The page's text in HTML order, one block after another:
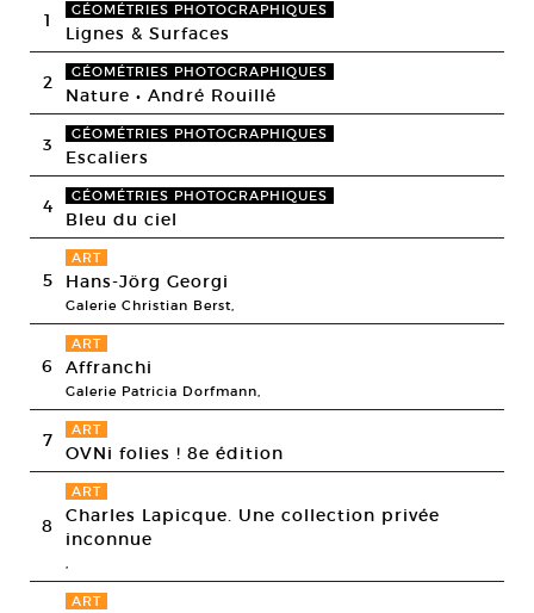
1 GÉOMÉTRIES PHOTOGRAPHIQUES
Lignes & Surfaces
2 GÉOMÉTRIES PHOTOGRAPHIQUES
Nature • André Rouillé
3 GÉOMÉTRIES PHOTOGRAPHIQUES
Escaliers
4 GÉOMÉTRIES PHOTOGRAPHIQUES
Bleu du ciel
5
ART
Hans-Jörg Georgi
Galerie Christian Berst,
6
ART
Affranchi
Galerie Patricia Dorfmann,
7 ART
OVNi folies ! 8e édition
8
ART
Charles Lapicque. Une collection privée
inconnue
,
ART